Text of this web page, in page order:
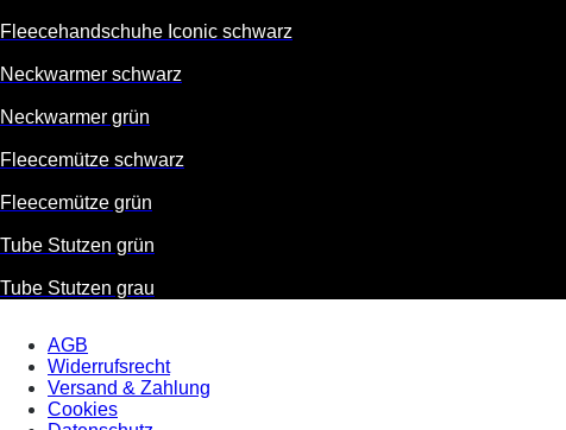
Fleecehandschuhe Iconic schwarz
Neckwarmer schwarz
Neckwarmer grün
Fleecemütze schwarz
Fleecemütze grün
Tube Stutzen grün
Tube Stutzen grau
AGB
Widerrufsrecht
Versand & Zahlung
Cookies